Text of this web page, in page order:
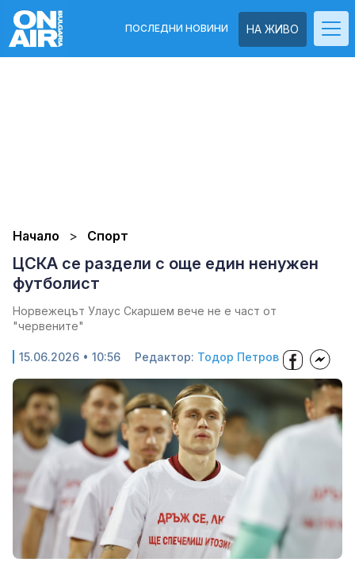
НА ЖИВО
ПОСЛЕДНИ НОВИНИ
Начало Спорт
ЦСКА се раздели с още един ненужен
футболист
Норвежецът Улаус Скаршем вече не е част от
"червените"
15.06.2026 • 10:56 Редактор: Тодор Петров